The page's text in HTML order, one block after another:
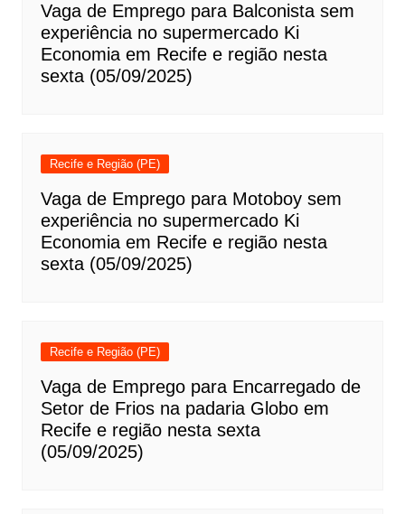
Vaga de Emprego para Balconista sem
experiência no supermercado Ki
Economia em Recife e região nesta
sexta (05/09/2025)
Recife e Região (PE)
Vaga de Emprego para Motoboy sem
experiência no supermercado Ki
Economia em Recife e região nesta
sexta (05/09/2025)
Recife e Região (PE)
Vaga de Emprego para Encarregado de
Setor de Frios na padaria Globo em
Recife e região nesta sexta
(05/09/2025)